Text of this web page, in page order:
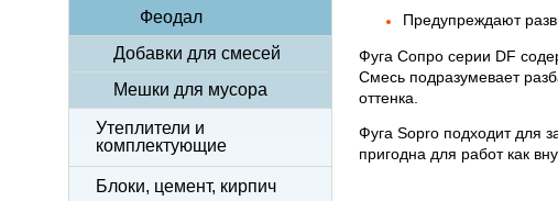
Феодал
Добавки для смесей
Мешки для мусора
Утеплители и
комплектующие
Блоки, цемент, кирпич
Предупреждают
Фуга Сопро серии DF
Смесь подразумевает
оттенка.
Фуга Sopro подходит для
пригодна для работ как